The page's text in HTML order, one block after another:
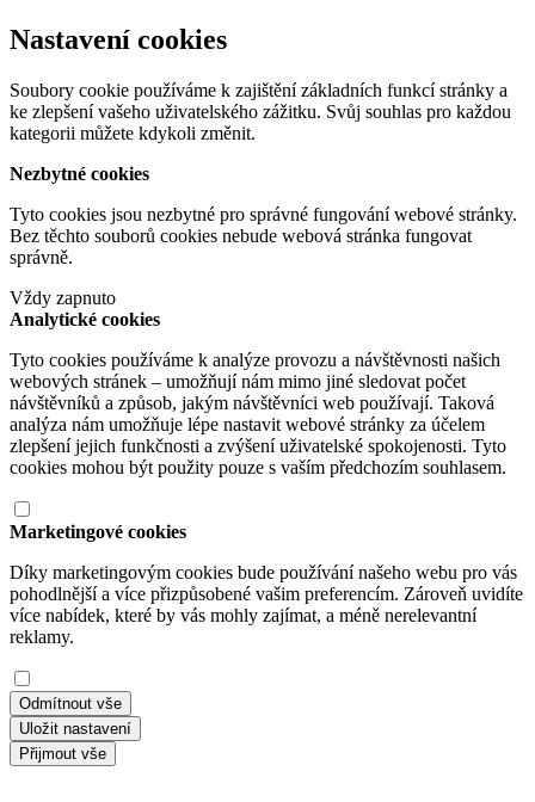
Nastavení cookies
Soubory cookie používáme k zajištění základních funkcí stránky a
ke zlepšení vašeho uživatelského zážitku. Svůj souhlas pro každou
kategorii můžete kdykoli změnit.
Nezbytné cookies
Tyto cookies jsou nezbytné pro správné fungování webové stránky.
Bez těchto souborů cookies nebude webová stránka fungovat
správně.
Vždy zapnuto
Analytické cookies
Tyto cookies používáme k analýze provozu a návštěvnosti našich
webových stránek – umožňují nám mimo jiné sledovat počet
návštěvníků a způsob, jakým návštěvníci web používají. Taková
analýza nám umožňuje lépe nastavit webové stránky za účelem
zlepšení jejich funkčnosti a zvýšení uživatelské spokojenosti. Tyto
cookies mohou být použity pouze s vaším předchozím souhlasem.
Marketingové cookies
Díky marketingovým cookies bude používání našeho webu pro vás
pohodlnější a více přizpůsobené vašim preferencím. Zároveň uvidíte
více nabídek, které by vás mohly zajímat, a méně nerelevantní
reklamy.
Odmítnout vše
Uložit nastavení
Přijmout vše